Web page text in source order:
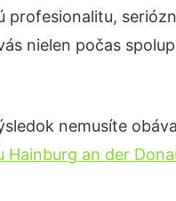
nielen počas
nemusíte
Hainburg an der